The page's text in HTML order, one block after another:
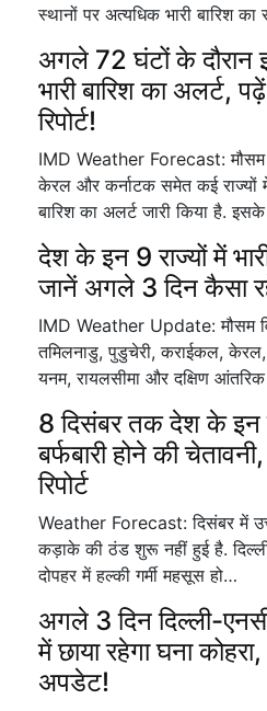
स्थानों पर अत्यधिक भारी बारिश
अगले 72 घंटों के दौरान
भारी बारिश का अलर्ट,
रिपोर्ट!
IMD Weather Forecast: मौसम
केरल और कर्नाटक समेत कई राज्यों में
बारिश का अलर्ट जारी किया है.
देश के इन 9 राज्यों में
जानें अगले 3 दिन कैसा
IMD Weather Update: मौसम
तमिलनाडु, पुडुचेरी, कराईकल,
यनम, रायलसीमा और दक्षिण
8 दिसंबर तक देश के इन
बर्फबारी होने की
रिपोर्ट
Weather Forecast: दिसंबर में
कड़ाके की ठंड शुरू नहीं हुई है.
दोपहर में हल्की गर्मी महसूस हो…
अगले 3 दिन दिल्ली-
में छाया रहेगा घना
अपडेट!